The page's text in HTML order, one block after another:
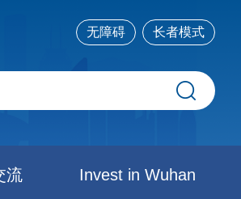
无障碍 长者模式
流 Invest in Wuhan